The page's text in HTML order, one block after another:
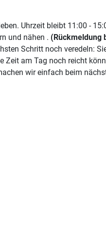
Uhrzeit bleibt 11:00 -
und nähen . (Rückmeldung
Schritt noch veredeln:
am Tag noch reicht
wir einfach beim